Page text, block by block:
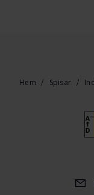
Hem Spisar